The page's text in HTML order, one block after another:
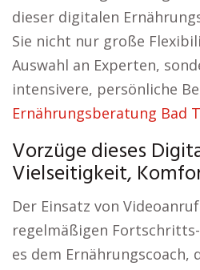
dieser digitalen
Sie nicht nur große
Auswahl an Experten,
intensivere, persönliche
Ernährungsberatung Bad
Vorzüge dieses
Vielseitigkeit,
Der Einsatz von
regelmäßigen
es dem